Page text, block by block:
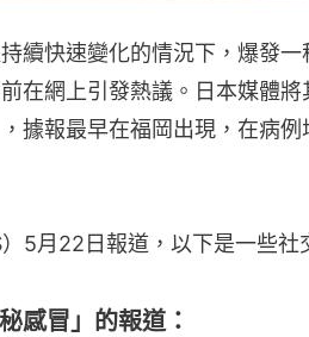
續快速變化的情況下，爆發
在網上引發熱議。日本媒體將
據報最早在福岡出現，在病
5月22日報道，以下是一些社
感冒」的報道：